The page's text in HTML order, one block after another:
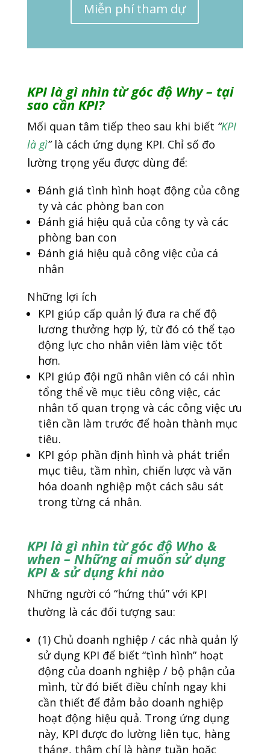
Miễn phí tham dự
KPI là gìnhìn từ góc độ Why – tại
sao cần KPI?
Mối quan tâm tiếp theo sau khi biết “KPI
là gì” là cách ứng dụng KPI. Chỉ số đo
lường trọng yếu được dùng để:
Đánh giá tình hình hoạt động của công
ty và các phòng ban con
Đánh giá hiệu quả của công ty và các
phòng ban con
Đánh giá hiệu quả công việc của cá
nhân
Những lợi ích
KPI giúp cấp quản lý đưa ra chế độ
lương thưởng hợp lý, từ đó có thể tạo
động lực cho nhân viên làm việc tốt
hơn.
KPI giúp đội ngũ nhân viên có cái nhìn
tổng thể về mục tiêu công việc, các
nhân tố quan trọng và các công việc ưu
tiên cần làm trước để hoàn thành mục
tiêu.
KPI góp phần định hình và phát triển
mục tiêu, tầm nhìn, chiến lược và văn
hóa doanh nghiệp một cách sâu sát
trong từng cá nhân.
KPI là gì nhìn từ góc độ Who &
when – Những ai muốn sử dụng
KPI & sử dụng khi nào
Những người có “hứng thú” với KPI
thường là các đối tượng sau:
(1) Chủ doanh nghiệp / các nhà quản lý
sử dụng KPI để biết “tình hình” hoạt
động của doanh nghiệp / bộ phận của
mình, từ đó biết điều chỉnh ngay khi
cần thiết để đảm bảo doanh nghiệp
hoạt động hiệu quả. Trong ứng dụng
này, KPI được đo lường liên tục, hàng
tháng, thậm chí là hàng tuần hoặc